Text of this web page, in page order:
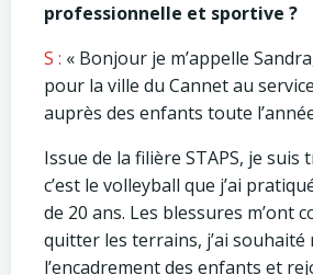
professionnelle et sportive ?
S : « Bonjour je m’appelle
pour la ville du Cannet au
auprès des enfants toute
Issue de la filière STAPS, je suis
c’est le volleyball que j’ai
de 20 ans. Les blessures m’ont
quitter les terrains, j’ai souhaité
l’encadrement des enfants et